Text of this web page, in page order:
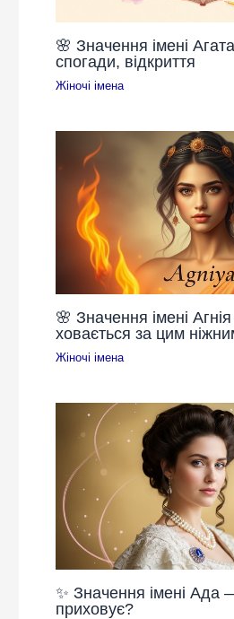
🌸 Значення імені
спогади, відкриття
Жіночі імена
🌸 Значення імені
ховається за цим
Жіночі імена
✨ Значення імені
приховує?